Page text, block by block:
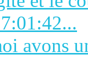
avons